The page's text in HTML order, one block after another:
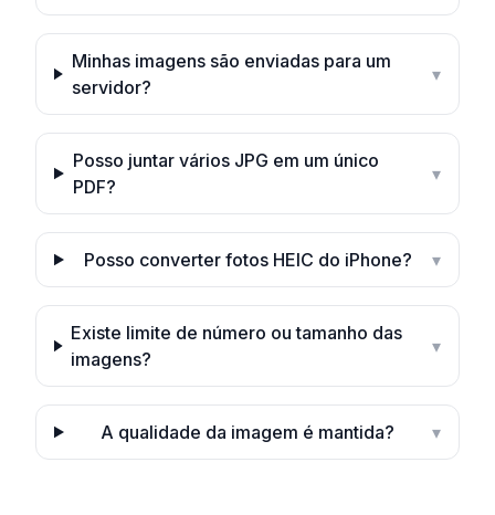
Minhas imagens são enviadas para um
servidor?
▾
Posso juntar vários JPG em um único
PDF?
▾
Posso converter fotos HEIC do iPhone? ▾
Existe limite de número ou tamanho das
imagens?
▾
A qualidade da imagem é mantida? ▾